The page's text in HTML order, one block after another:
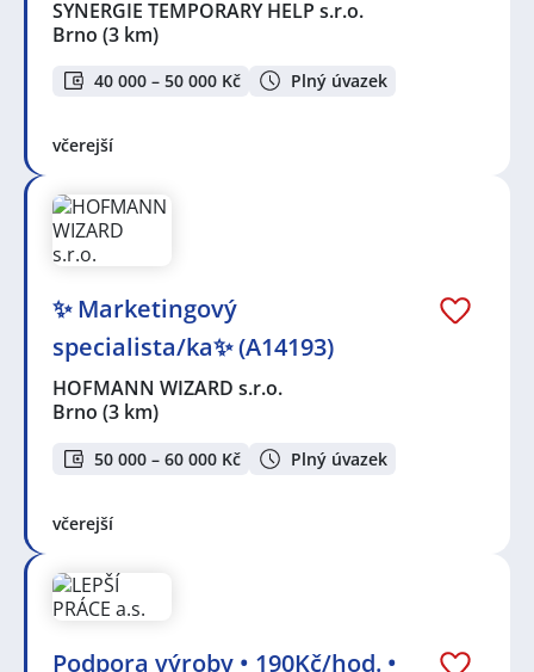
SYNERGIE TEMPORARY HELP s.r.o.
Brno (3 km)
40 000 – 50 000 Kč Plný úvazek
včerejší
✨ Marketingový
specialista/ka✨ (A14193)
HOFMANN WIZARD s.r.o.
Brno (3 km)
50 000 – 60 000 Kč Plný úvazek
včerejší
Podpora výroby • 190Kč/hod. •